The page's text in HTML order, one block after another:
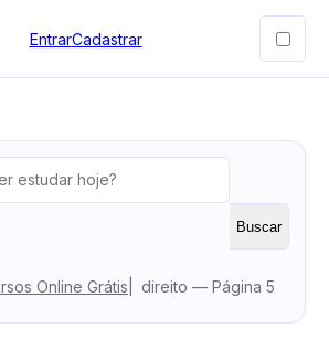
EntrarCadastrar
Buscar
Online Grátis direito — Página 5